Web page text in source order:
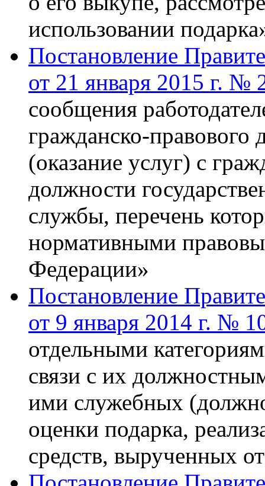
использовании
Постановление
от 21 января 2015 г. №
сообщения
гражданско-правового
(оказание услуг) с
должности
службы, перечень
нормативными
Федерации»
Постановление
от 9 января 2014 г. №
отдельными
связи с их
ими служебных
оценки подарка,
средств, вырученных